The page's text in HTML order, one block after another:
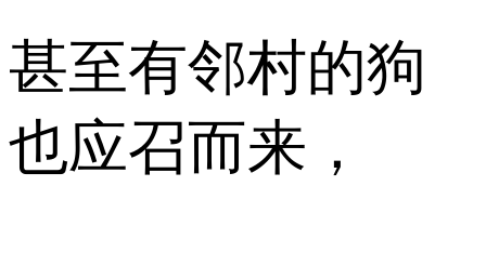
甚至有邻村的狗
也应召而来，